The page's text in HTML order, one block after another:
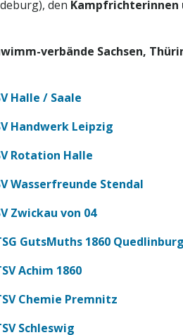
den Kampfrichterinnen
verbände Sachsen,
Halle / Saale
Handwerk Leipzig
Rotation Halle
Wasserfreunde Stendal
Zwickau von 04
GutsMuths 1860 Quedlinburg
Achim 1860
Chemie Premnitz
Schleswig